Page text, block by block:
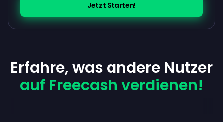
Jetzt Starten!
Erfahre, was andere Nutzer
auf Freecash verdienen!